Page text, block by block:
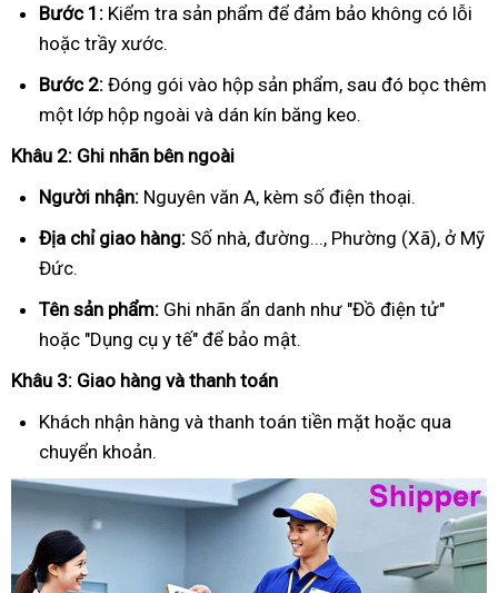
Bước 1: Kiểm tra sản phẩm để đảm bảo không có lỗi
hoặc trầy xước.
Bước 2: Đóng gói vào hộp sản phẩm, sau đó bọc thêm
một lớp hộp ngoài và dán kín băng keo.
Khâu 2: Ghi nhãn bên ngoài
Người nhận: Nguyên văn A, kèm số điện thoại.
Địa chỉ giao hàng: Số nhà, đường..., Phường (Xã), ở Mỹ
Đức.
Tên sản phẩm: Ghi nhãn ẩn danh như "Đồ điện tử"
hoặc "Dụng cụ y tế" để bảo mật.
Khâu 3: Giao hàng và thanh toán
Khách nhận hàng và thanh toán tiền mặt hoặc qua
chuyển khoản.